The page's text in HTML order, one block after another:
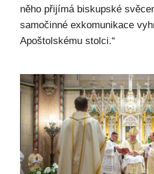
něho přijímá biskupské
samočinné exkomunikace
Apoštolskému stolci.“